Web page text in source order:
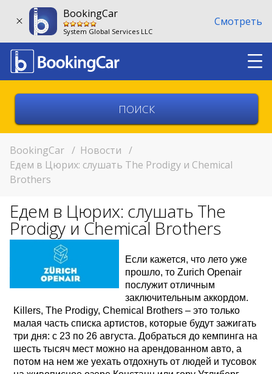
BookingCar
System Global Services LLC
Смотреть
Выберите город
Выберите место
Возврат в другом месте?
11:00
11:00
Купон/промо
BookingCar / Новости /
Едем в Цюрих: слушать The Prodigy и Chemical
Brothers
Едем в Цюрих: слушать The
Prodigy и Chemical Brothers
Если кажется, что лето уже
прошло, то Zurich Openair
послужит отличным
заключительным аккордом.
Killers, The Prodigy, Chemical Brothers – это только
малая часть списка артистов, которые будут зажигать
три дня: с 23 по 26 августа. Добраться до кемпинга на
шесть тысяч мест можно на арендованном авто, а
потом на нем же уехать отдохнуть от людей и тусовок